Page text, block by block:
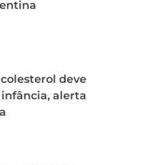
deve
alerta